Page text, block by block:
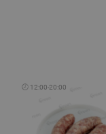
🕘 12:00-20:00